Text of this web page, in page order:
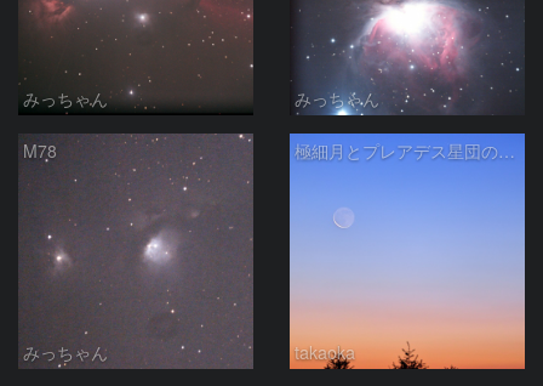
みっちゃん みっちゃん
M78
みっちゃん
極細月とプレアデス星団の接近
takaoka